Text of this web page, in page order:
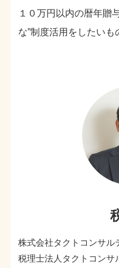
１０万円以内の暦年贈
な”制度活用をしたいも
株式会社タクトコンサル
税理士法人タクトコンサ